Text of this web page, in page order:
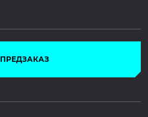
ПРЕДЗАКАЗ